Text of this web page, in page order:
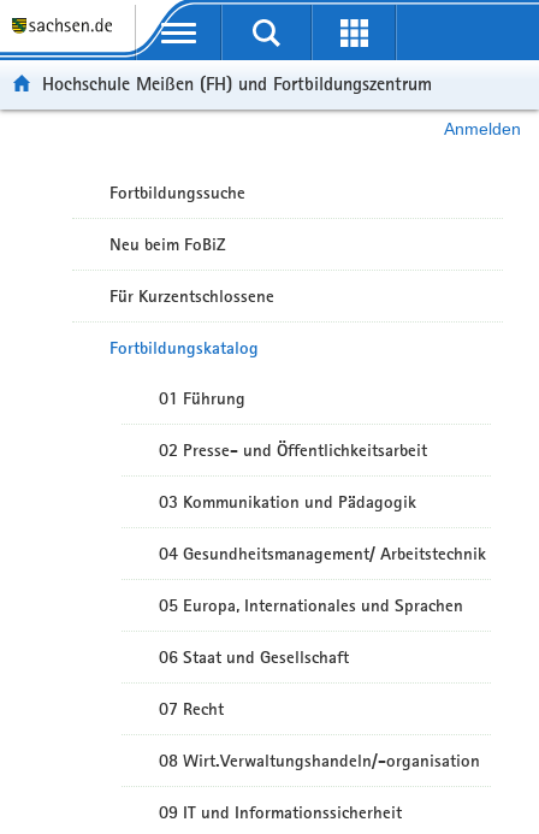
Portalübergreifende Navigation
Hochschule Meißen (FH) und Fortbildungszentrum
Anmelden
Fortbildungssuche
Neu beim FoBiZ
Für Kurzentschlossene
Fortbildungskatalog
01 Führung
02 Presse- und Öffentlichkeitsarbeit
03 Kommunikation und Pädagogik
04 Gesundheitsmanagement/ Arbeitstechnik
05 Europa, Internationales und Sprachen
06 Staat und Gesellschaft
07 Recht
08 Wirt.Verwaltungshandeln/-organisation
09 IT und Informationssicherheit